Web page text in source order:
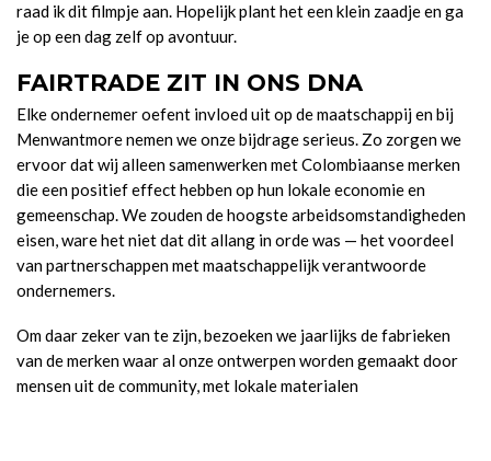
raad ik dit filmpje aan. Hopelijk plant het een klein zaadje en ga
je op een dag zelf op avontuur.
FAIRTRADE ZIT IN ONS DNA
Elke ondernemer oefent invloed uit op de maatschappij en bij
Menwantmore nemen we onze bijdrage serieus. Zo zorgen we
ervoor dat wij alleen samenwerken met Colombiaanse merken
die een positief effect hebben op hun lokale economie en
gemeenschap. We zouden de hoogste arbeidsomstandigheden
eisen, ware het niet dat dit allang in orde was — het voordeel
van partnerschappen met maatschappelijk verantwoorde
ondernemers.
Om daar zeker van te zijn, bezoeken we jaarlijks de fabrieken
van de merken waar al onze ontwerpen worden gemaakt door
mensen uit de community, met lokale materialen